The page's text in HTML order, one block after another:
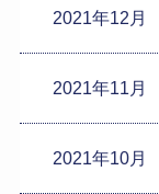
2021年12月
2021年11月
2021年10月